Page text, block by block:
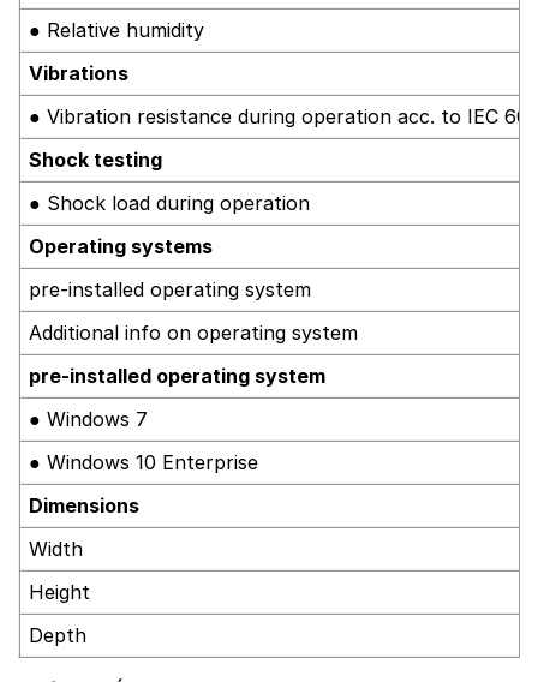
● Relative humidity
Vibrations
● Vibration resistance during operation acc. to IEC
Shock testing
● Shock load during operation
Operating systems
pre-installed operating system
Additional info on operating system
pre-installed operating system
● Windows 7
● Windows 10 Enterprise
Dimensions
Width
Height
Depth